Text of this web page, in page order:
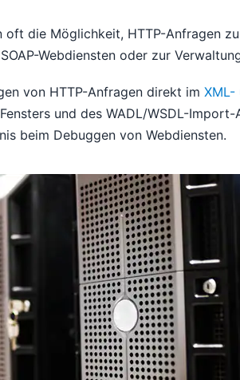
die Möglichkeit, HTTP-Anfragen
Webdiensten oder zur
von HTTP-Anfragen direkt imXML-
und des WADL/WSDL-Import-
beim Debuggen von Webdiensten.